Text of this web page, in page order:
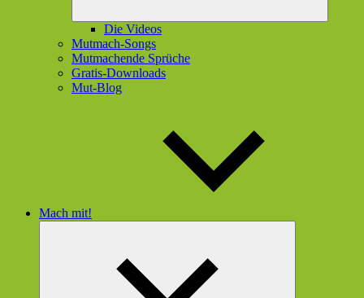
Die Videos
Mutmach-Songs
Mutmachende Sprüche
Gratis-Downloads
Mut-Blog
Mach mit!